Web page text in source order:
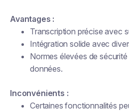
Avantages :
Transcription précise avec
Intégration solide avec
Normes élevées de
données.
Inconvénients :
Certaines fonctionnalités